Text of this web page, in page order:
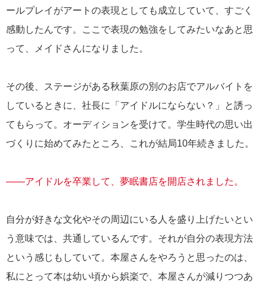
ールプレイがアートの表現としても成立していて、すごく
感動したんです。ここで表現の勉強をしてみたいなあと思
って、メイドさんになりました。
その後、ステージがある秋葉原の別のお店でアルバイトを
しているときに、社長に「アイドルにならない？」と誘っ
てもらって。オーディションを受けて。学生時代の思い出
づくりに始めてみたところ、これが結局10年続きました。
――アイドルを卒業して、夢眠書店を開店されました。
自分が好きな文化やその周辺にいる人を盛り上げたいとい
う意味では、共通しているんです。それが自分の表現方法
という感じもしていて。本屋さんをやろうと思ったのは、
私にとって本は幼い頃から娯楽で、本屋さんが減りつつあ